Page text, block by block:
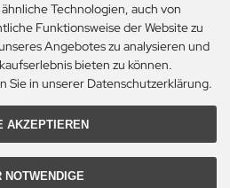
Technologien, auch von
Funktionsweise der Website zu
Angebotes zu analysieren und
bieten zu können.
Sie in unserer Datenschutzerklärung.
AKZEPTIEREN
NOTWENDIGE